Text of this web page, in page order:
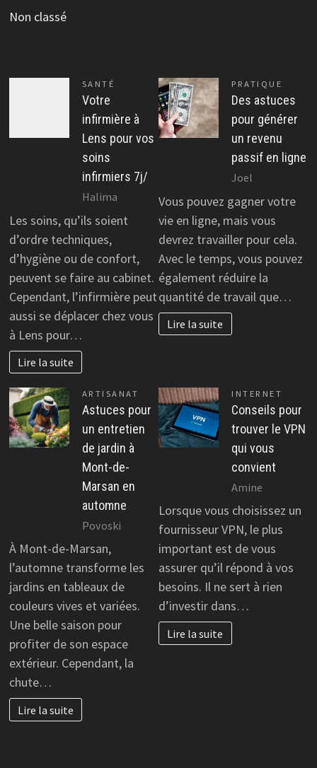
Non classé
SANTÉ
Votre
infirmière à
Lens pour vos
soins
infirmiers 7j/
Halima
Les soins, qu’ils soient
d’ordre techniques,
d’hygiène ou de confort,
peuvent se faire au cabinet.
Cependant, l’infirmière peut
aussi se déplacer chez vous
à Lens pour…
Lire la suite
PRATIQUE
Des astuces
pour générer
un revenu
passif en ligne
Joel
Vous pouvez gagner votre
vie en ligne, mais vous
devrez travailler pour cela.
Avec le temps, vous pouvez
également réduire la
quantité de travail que…
Lire la suite
ARTISANAT
Astuces pour
un entretien
de jardin à
Mont-de-
Marsan en
automne
Povoski
À Mont-de-Marsan,
l’automne transforme les
jardins en tableaux de
couleurs vives et variées.
Une belle saison pour
profiter de son espace
extérieur. Cependant, la
chute…
Lire la suite
INTERNET
Conseils pour
trouver le VPN
qui vous
convient
Amine
Lorsque vous choisissez un
fournisseur VPN, le plus
important est de vous
assurer qu’il répond à vos
besoins. Il ne sert à rien
d’investir dans…
Lire la suite